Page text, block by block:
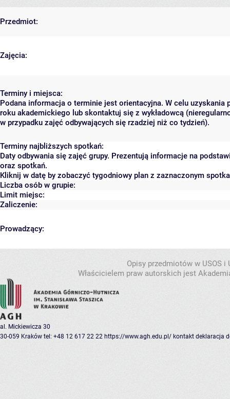
Przedmiot:
Zajęcia:
Terminy i miejsca:
Podana informacja o terminie jest orientacyjna. W celu uzyskania
roku akademickiego lub skontaktuj się z wykładowcą
w przypadku zajęć odbywających się rzadziej niż co tydzień).
Terminy najbliższych spotkań:
Daty odbywania się zajęć grupy. Prezentują informacje na
oraz spotkań.
Kliknij w datę by zobaczyć tygodniowy plan z zaznaczonym
Liczba osób w grupie:
Limit miejsc:
Zaliczenie:
Prowadzący:
Opisy przedmiotów w USOS
Właścicielem praw autorskich jest
al. Mickiewicza 30
30-059 Kraków tel: +48 12 617 22 22 https://www.agh.edu.pl/ kontakt deklaracja